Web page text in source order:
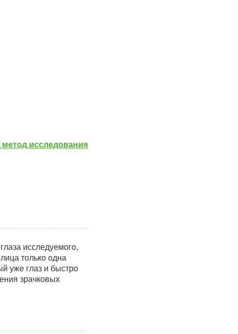
исследования
исследуемого,
только одна
уже глаз и быстро
зрачковых